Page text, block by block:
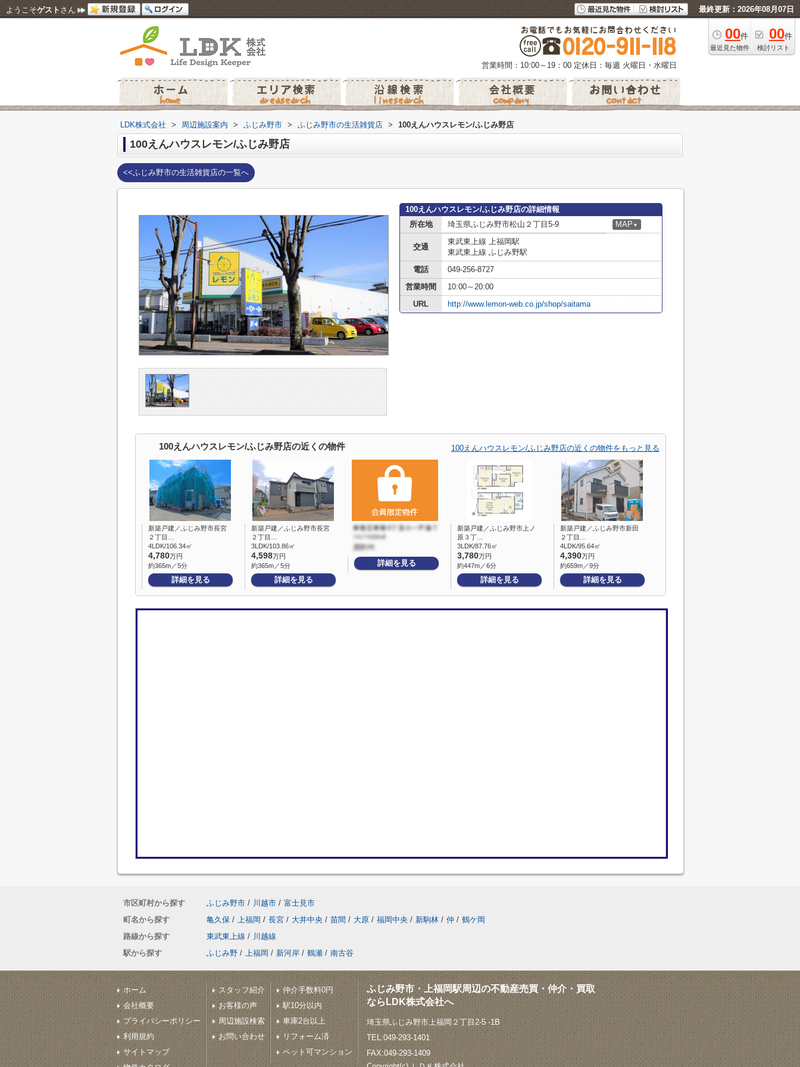
ようこそゲスト さん 最終更新：2026年08月07日
00件
最近見た物件
00件
検討リスト
営業時間：10:00～19：00 定休日：毎週 火曜日・水曜日
LDK株式会社 > 周辺施設案内 > ふじみ野市 > ふじみ野市の生活雑貨店 > 100えんハウスレモン/ふじみ野店
100えんハウスレモン/ふじみ野店
<<ふじみ野市の生活雑貨店の一覧へ
100えんハウスレモン/ふじみ野店の詳細情報
所在地
埼玉県ふじみ野市松山２丁目5-9 MAP ▼
交通
東武東上線 上福岡駅
東武東上線 ふじみ野駅
電話
049-256-8727
営業時間
10:00～20:00
URL
http://www.lemon-web.co.jp/shop/saitama
100えんハウスレモン/ふじみ野店の近くの物件 100えんハウスレモン/ふじみ野店の近くの物件をもっと見る
新築戸建／ふじみ野市長宮
２丁目…
4LDK/106.34㎡
4,780万円
約365m／5分
詳細を見る
新築戸建／ふじみ野市長宮
２丁目…
3LDK/103.86㎡
4,598万円
約365m／5分
詳細を見る
詳細を見る
新築戸建／ふじみ野市上ノ
原３丁…
3LDK/87.76㎡
3,780万円
約447m／6分
詳細を見る
新築戸建／ふじみ野市新田
２丁目…
4LDK/95.64㎡
4,390万円
約659m／9分
詳細を見る
市区町村から探す ふじみ野市 / 川越市 / 富士見市
町名から探す
亀久保 / 上福岡 / 長宮 / 大井中央 / 苗間 / 大原 / 福岡中央 / 新駒林 / 仲 / 鶴ケ岡
路線から探す
東武東上線 / 川越線
駅から探す
ふじみ野 / 上福岡 / 新河岸 / 鶴瀬 / 南古谷
ホーム
会社概要
プライバシーポリシー
利用規約
サイトマップ
スタッフ紹介
お客様の声
周辺施設検索
お問い合わせ
仲介手数料0円
駅10分以内
車庫2台以上
リフォーム済
ペット可マンション
ふじみ野市・上福岡駅周辺の不動産売買・仲介・買取
ならLDK株式会社へ
埼玉県ふじみ野市上福岡２丁目2-5 -1B
TEL:049-293-1401
FAX:049-293-1409